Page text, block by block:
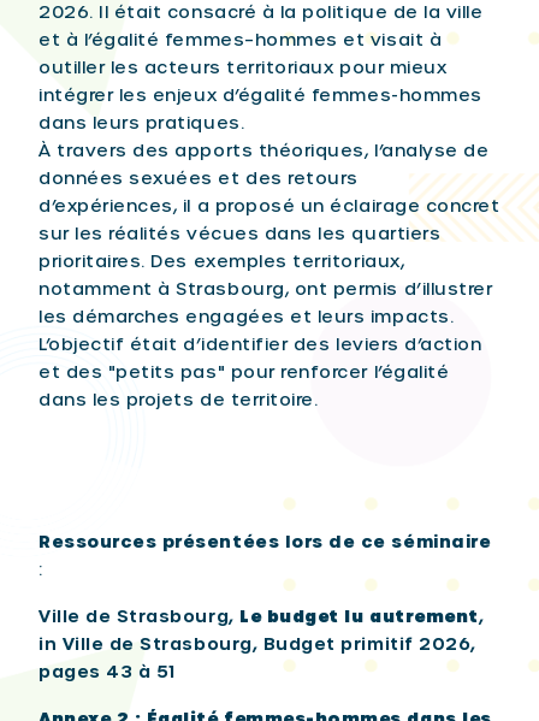
2026. Il était consacré à la politique de la ville
et à l’égalité femmes–hommes et visait à
outiller les acteurs territoriaux pour mieux
intégrer les enjeux d’égalité femmes-hommes
dans leurs pratiques.
À travers des apports théoriques, l’analyse de
données sexuées et des retours
d’expériences, il a proposé un éclairage concret
sur les réalités vécues dans les quartiers
prioritaires. Des exemples territoriaux,
notamment à Strasbourg, ont permis d’illustrer
les démarches engagées et leurs impacts.
L’objectif était d’identifier des leviers d’action
et des "petits pas" pour renforcer l’égalité
dans les projets de territoire.
Ressources présentées lors de ce séminaire
:
Ville de Strasbourg, Le budget lu autrement,
in Ville de Strasbourg, Budget primitif 2026,
pages 43 à 51